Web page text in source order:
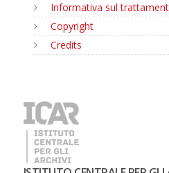
Informativa sul
Copyright
Credits